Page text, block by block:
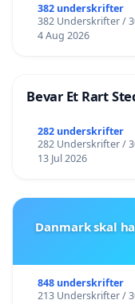
382 underskrifter
382 Underskrifter /
4 Aug 2026
Bevar Et Rart
282 underskrifter
282 Underskrifter /
13 Jul 2026
Danmark skal
848 underskrifter
213 Underskrifter /